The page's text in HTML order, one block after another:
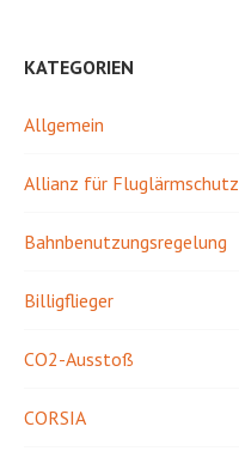
KATEGORIEN
Allgemein
Allianz für Fluglärmschutz
Bahnbenutzungsregelung
Billigflieger
CO2-Ausstoß
CORSIA